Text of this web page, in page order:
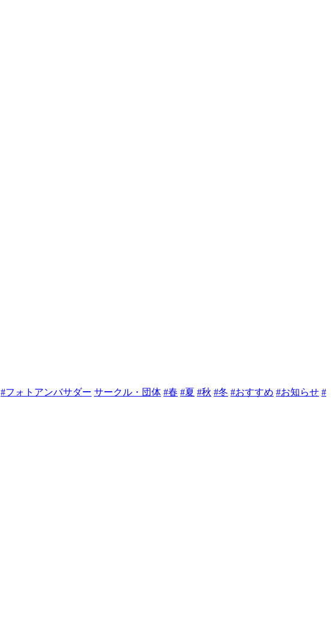
#フォトアンバサダー サークル・団体 #春 #夏 #秋 #冬 #おすすめ #お知らせ #